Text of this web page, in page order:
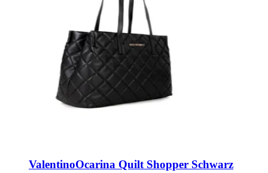
ValentinoOcarina Quilt Shopper Schwarz